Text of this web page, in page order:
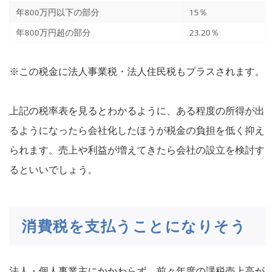
年800万円以下の部分
15％
年800万円超の部分
23.20％
※この税金に法人事業税・法人住民税もプラスされます。
上記の税率表を見るとわかるように、ある程度の所得が出
るようになったら会社化したほうが税金の負担を低く抑え
られます。売上や利益が増えてきたら会社の設立を検討す
るといいでしょう。
消費税を支払うことになりそう